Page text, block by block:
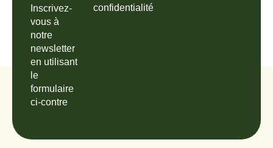
Inscrivez-
vous à
notre
newsletter
en utilisant
le
formulaire
ci-contre
confidentialité